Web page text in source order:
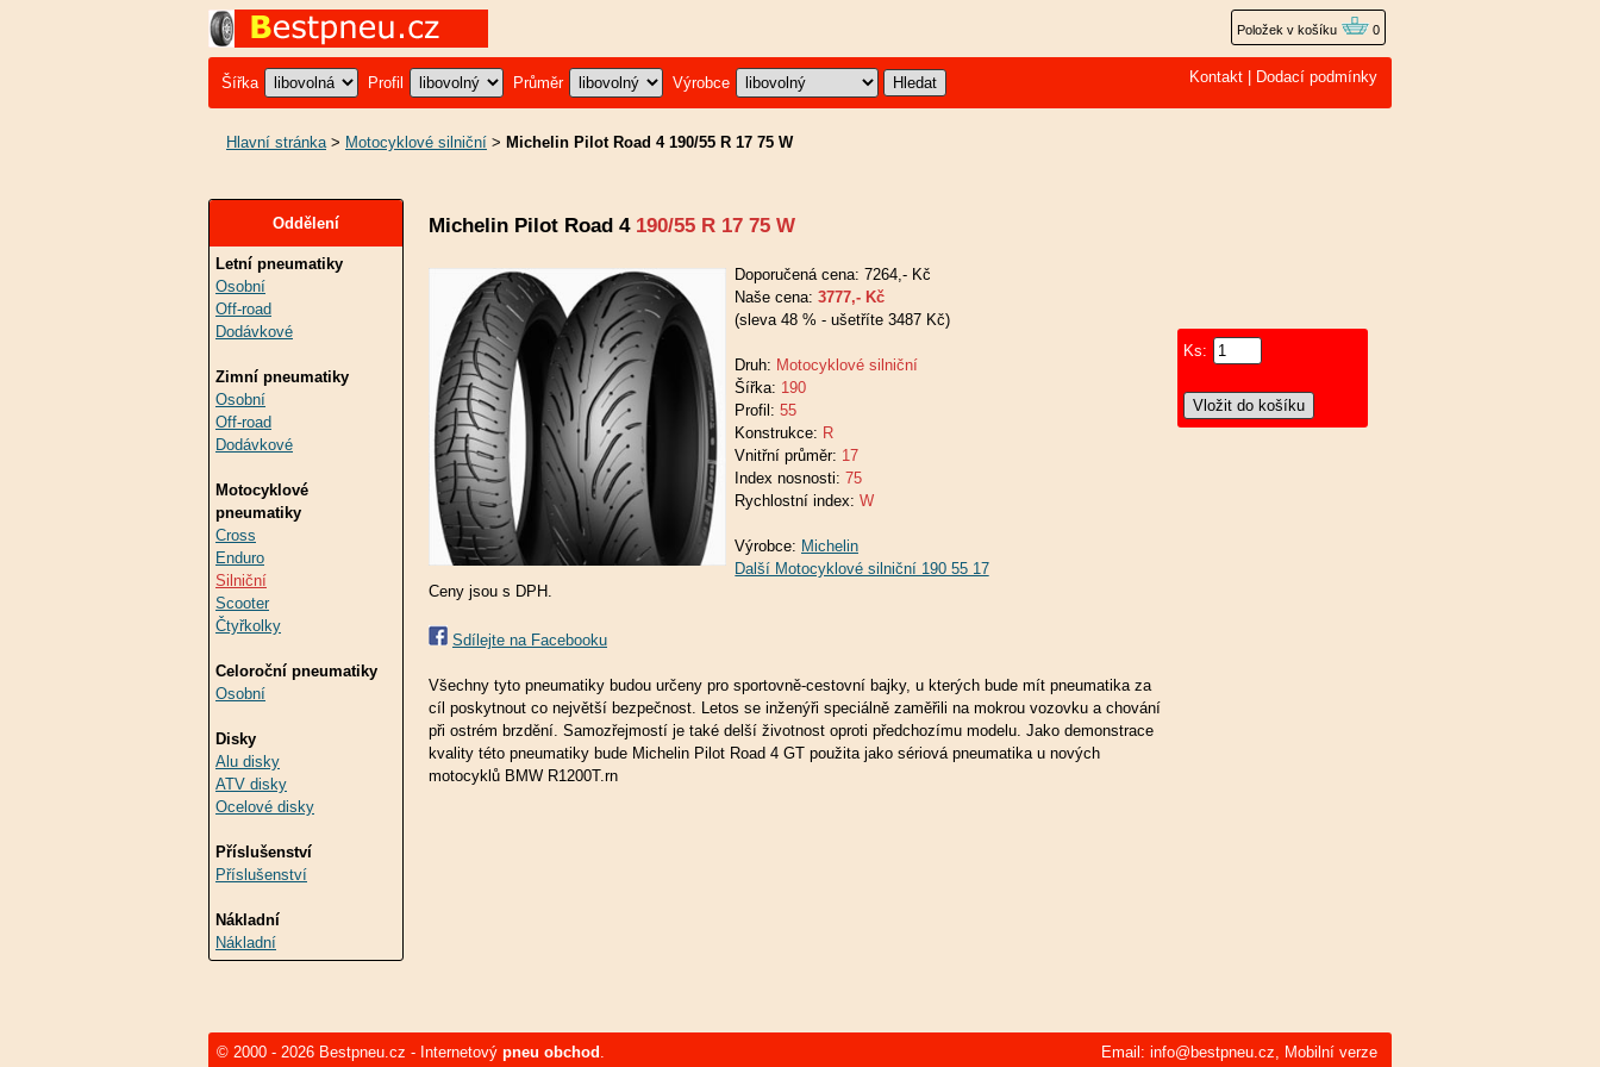
Položek v košíku 0
Šířka Profil Průměr Výrobce Kontakt Dodací podmínky
Hlavní stránka> Motocyklové silniční > Michelin Pilot Road 4 190/55 R 17 75 W
Oddělení
Letní pneumatiky
Osobní
Off-road
Dodávkové
Zimní pneumatiky
Osobní
Off-road
Dodávkové
Motocyklové
pneumatiky
Cross
Enduro
Silniční
Scooter
Čtyřkolky
Celoroční pneumatiky
Osobní
Disky
Alu disky
ATV disky
Ocelové disky
Příslušenství
Příslušenství
Nákladní
Nákladní
Michelin Pilot Road 4 190/55 R 17 75 W
Doporučená cena: 7264,- Kč
Naše cena: 3777,- Kč
(sleva 48 % - ušetříte 3487 Kč)
Druh: Motocyklové silniční
Šířka: 190
Profil: 55
Konstrukce: R
Vnitřní průměr: 17
Index nosnosti: 75
Rychlostní index: W
Výrobce: Michelin
Ceny jsou s DPH.
Sdílejte na Facebooku
Všechny tyto pneumatiky budou určeny pro sportovně-cestovní bajky, u kterých bude mít pneumatika za
cíl poskytnout co největší bezpečnost. Letos se inženýři speciálně zaměřili na mokrou vozovku a chování
při ostrém brzdění. Samozřejmostí je také delší životnost oproti předchozímu modelu. Jako demonstrace
kvality této pneumatiky bude Michelin Pilot Road 4 GT použita jako sériová pneumatika u nových
motocyklů BMW R1200T.rn
Ks:
© 2000 - 2026 Bestpneu.cz - Internetový pneu obchod . Email: info@bestpneu.cz,